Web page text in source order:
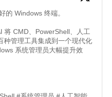
的 Windows 终端。
将 CMD、PowerShell、人工
种管理工具集成到一个现代化
系统管理员大幅提升效